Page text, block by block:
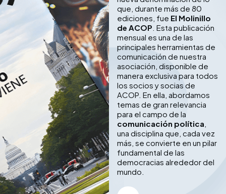
que, durante más de 80
ediciones, fue El Molinillo
de ACOP . Esta publicación
mensual es una de las
principales herramientas de
comunicación de nuestra
asociación, disponible de
manera exclusiva para todos
los socios y socias de
ACOP. En ella, abordamos
temas de gran relevancia
para el campo de la
comunicación política
una disciplina que, cada vez
más, se convierte en un pilar
fundamental de las
democracias alrededor del
mundo.